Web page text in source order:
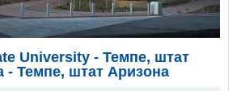
University - Темпе, штат
- Темпе, штат Аризона